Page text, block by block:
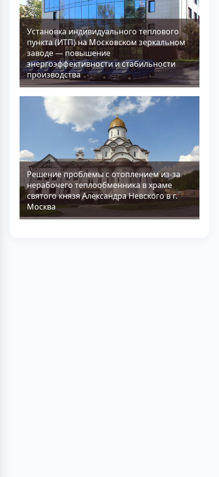
Установка индивидуального теплового
пункта (ИТП) на Московском зеркальном
заводе — повышение
энергоэффективности и стабильности
производства
Решение проблемы с отоплением из-за
нерабочего теплообменника в храме
святого князя Александра Невского в г.
Москва